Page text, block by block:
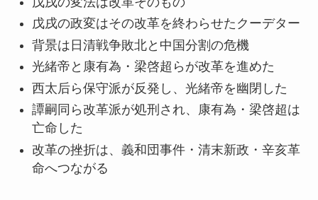
戊戌の政変はその改革を終わらせたクーデター
背景は日清戦争敗北と中国分割の危機
光緒帝と康有為・梁啓超らが改革を進めた
西太后ら保守派が反発し、光緒帝を幽閉した
譚嗣同ら改革派が処刑され、康有為・梁啓超は
亡命した
改革の挫折は、義和団事件・清末新政・辛亥革
命へつながる